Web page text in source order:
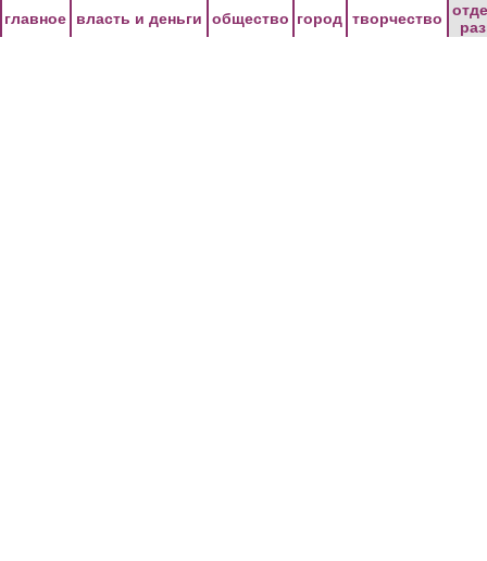
главное власть и деньги общество город творчество